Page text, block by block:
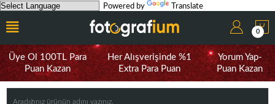
Powered by Translate
0
Üye Ol 100TL Para
Puan Kazan
Her Alışverişinde %1
Extra Para Puan
Yorum Yap-
Puan Kazan